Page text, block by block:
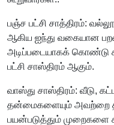
பஞ்ச பட்சி சாத்திரம்:
ஆகிய ஐந்து வகையான
அடிப்படையாகக் கொண்டு
பட்சி சாஸ்திரம் ஆகும்.
வாஸ்து சாஸ்திரம்: வீடு,
தன்மைகளையும் அவற்றை
பயன்படுத்தும் முறைகளை